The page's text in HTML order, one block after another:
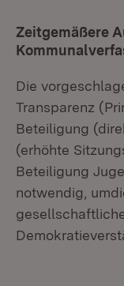
Zeitgemäßere
Die
Transparenz
Beteiligung
(erhöhte
Beteiligung
notwendig,